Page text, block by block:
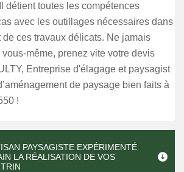
détient toutes les compétences
avec les outillages nécessaires dans
de ces travaux délicats. Ne jamais
même, prenez vite votre devis
Entreprise d'élagage et paysagist
de paysage bien faits à
!
PAYSAGISTE EXPÉRIMENTÉ
LA RÉALISATION DE VOS